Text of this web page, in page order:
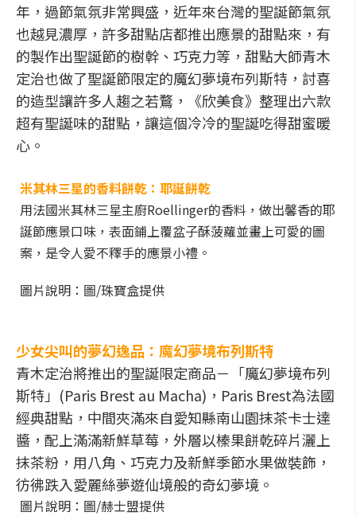
年，過節氣氛非常興盛，近年來台灣的聖誕節氣氛
也越見濃厚，許多甜點店都推出應景的甜點來，有
的製作出聖誕節的樹幹、巧克力等，甜點大師青木
定治也做了聖誕節限定的魔幻夢境布列斯特，討喜
的造型讓許多人趨之若鶩，《欣美食》整理出六款
超有聖誕味的甜點，讓這個冷冷的聖誕吃得甜蜜暖
心。
米其林三星的香料餅乾：耶誕餅乾
用法國米其林三星主廚Roellinger的香料，做出馨香的耶
誕節應景口味，表面鋪上覆盆子酥菠蘿並畫上可愛的圖
案，是令人愛不釋手的應景小禮。
圖片說明：圖/珠寶盒提供
少女尖叫的夢幻逸品：魔幻夢境布列斯特
青木定治將推出的聖誕限定商品－「魔幻夢境布列
斯特」(Paris Brest au Macha)，Paris Brest為法國
經典甜點，中間夾滿來自愛知縣南山園抹茶卡士達
醬，配上滿滿新鮮草莓，外層以榛果餅乾碎片灑上
抹茶粉，用八角、巧克力及新鮮季節水果做裝飾，
彷彿跌入愛麗絲夢遊仙境般的奇幻夢境。
圖片說明：圖/赫士盟提供